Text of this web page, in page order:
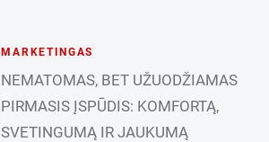
MARKETINGAS
NEMATOMAS, BET UŽUODŽIAMAS
PIRMASIS ĮSPŪDIS: KOMFORTĄ,
SVETINGUMĄ IR JAUKUMĄ